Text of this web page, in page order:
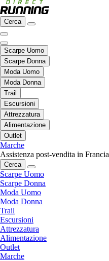
Cerca
Scarpe Uomo
Scarpe Donna
Moda Uomo
Moda Donna
Trail
Escursioni
Attrezzatura
Alimentazione
Outlet
Marche
Assistenza post-vendita in Francia
Cerca
Scarpe Uomo
Scarpe Donna
Moda Uomo
Moda Donna
Trail
Escursioni
Attrezzatura
Alimentazione
Outlet
Marche